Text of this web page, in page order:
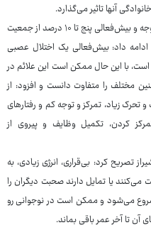
آنها تاثیر می‌گذارد.
ده‌بزرگی با بیان اینکه کودکان با اختلال نقص توجه و بیش‌فعالی پنج تا ۱۰ درصد از جمعیت
داد: بیش‌فعالی یک اختلال عصبی
با این حال ممکن است این علائم در
مختلف را متفاوت دانست و افزود: از
تحرک زیاد، تمرکز و توجه کم و رفتارهای
کردن، تکمیل وظایف و پیروی از
تصریح کرد: بی‌قراری، انرژی زیادی، به
می‌کنند یا تمایل دارند صحبت دیگران را
شروع می‌شود و ممکن است در نوجوانی رو
آن تا آخر عمر باقی بماند.